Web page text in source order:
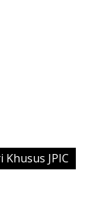
JPIC